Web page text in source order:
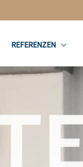
REFERENZEN